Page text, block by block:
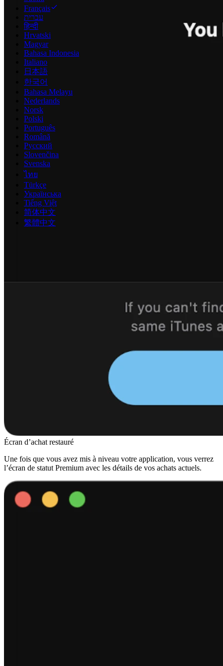
Français
עברית
हिन्दी
Hrvatski
Magyar
Bahasa Indonesia
Italiano
日本語
한국어
Bahasa Melayu
Nederlands
Norsk
Polski
Português
Română
Русский
Slovenčina
Svenska
ไทย
Türkçe
Українська
Tiếng Việt
简体中文
繁體中文
Écran d’achat restauré
Une fois que vous avez mis à niveau votre application, vous verrez
l’écran de statut Premium avec les détails de vos achats actuels.